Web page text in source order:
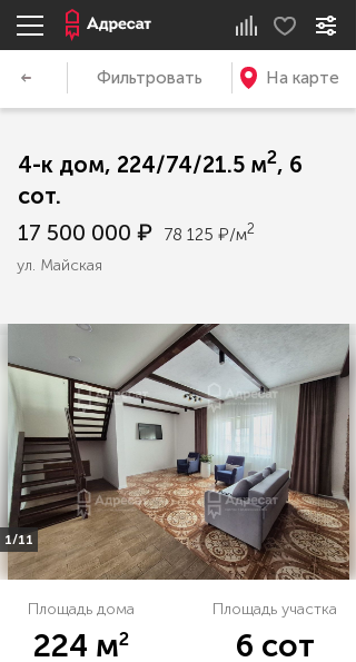
Фильтровать На карте
4-к дом, 224/74/21.5 м2, 6
сот.
17 500 000 ₽
78 125 ₽/м2
ул. Майская
1/11
Площадь дома
224 м2
Площадь участка
6 сот